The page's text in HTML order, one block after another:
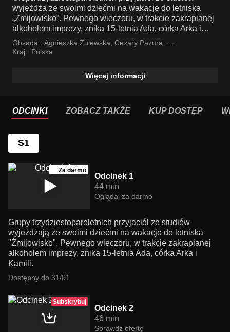
wyjeżdża ze swoimi dziećmi na wakacje do letniska
„Żmijowisko”. Pewnego wieczoru, w trakcie zakrapianej
alkoholem imprezy, znika 15-letnia Ada, córka Arka i
Kamili.
Obsada : Agnieszka Żulewska, Cezary Pazura,
Paweł Domagała
Kraj : Polska
Więcej informacji
ODCINKI ZOBACZ TAKŻE KUP DOSTĘP
S1
Za darmo
Odcinek 1
44 min
Oglądaj za darmo
Grupy trzydziestoparoletnich przyjaciół ze studiów
wyjeżdżają ze swoimi dziećmi na wakacje do letniska
"Żmijowisko". Pewnego wieczoru, w trakcie zakrapianej
alkoholem imprezy, znika 15-letnia Ada, córka Arka i
Kamili.
Dostępny do 31/01
Subskrybuj
Odcinek 2
46 min
Sprawdź ofertę